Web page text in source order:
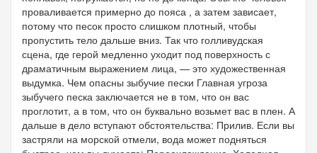
проваливается примерно до пояса , а затем зависает,
потому что песок просто слишком плотный, чтобы
пропустить тело дальше вниз. Так что голливудская
сцена, где герой медленно уходит под поверхность с
драматичным выражением лица, — это художественная
выдумка. Чем опасны зыбучие пески Главная угроза
зыбучего песка заключается не в том, что он вас
проглотит, а в том, что он буквально возьмет вас в плен. А
дальше в дело вступают обстоятельства: Прилив. Если вы
застряли на морской отмели, вода может подняться